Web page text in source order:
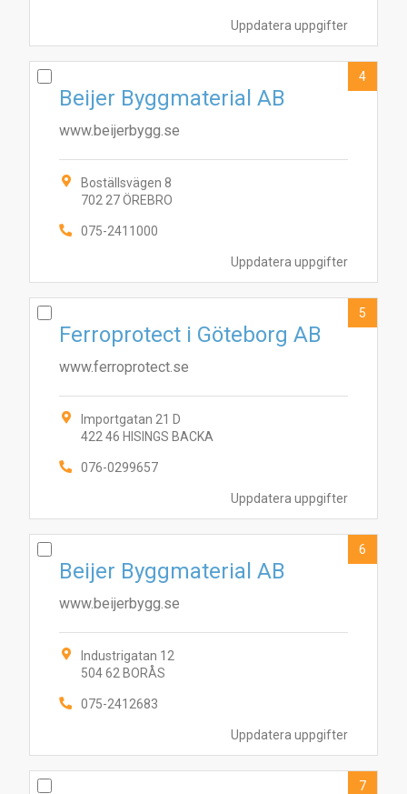
Uppdatera uppgifter
Uppdatera uppgifter
Beijer Byggmaterial AB
www.beijerbygg.se
Boställsvägen 8
702 27 ÖREBRO
075-2411000
4
Uppdatera uppgifter
Ferroprotect i Göteborg AB
www.ferroprotect.se
Importgatan 21 D
422 46 HISINGS BACKA
076-0299657
5
Uppdatera uppgifter
Beijer Byggmaterial AB
www.beijerbygg.se
Industrigatan 12
504 62 BORÅS
075-2412683
6
7